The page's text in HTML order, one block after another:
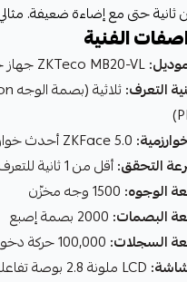
حتى مع إضاءة ضعيفة. مثالي
الفنية
التعرف:
التحقق:أقل من 1 ثانية للتعرف والتسجيل
الوجوه:
البصمات:
السجلات: